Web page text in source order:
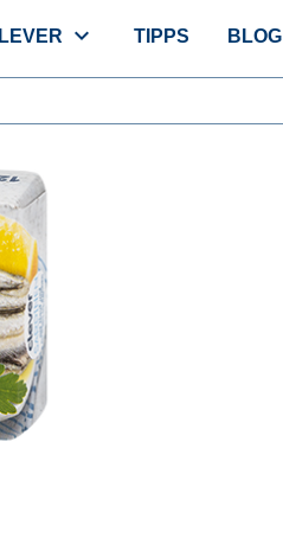
expand_more TIPPS BLOG